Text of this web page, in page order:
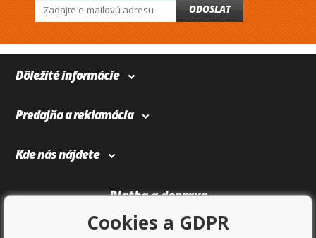
ODOSLAT
Dôležité informácie
Predajňa a reklamácia
Kde nás nájdete
Platba a doprava
Cookies a GDPR